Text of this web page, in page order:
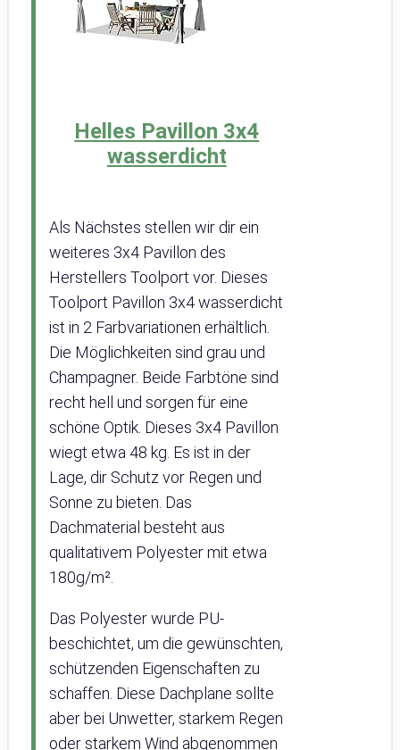
Helles Pavillon 3x4
wasserdicht
Als Nächstes stellen wir dir ein
weiteres 3x4 Pavillon des
Herstellers Toolport vor. Dieses
Toolport Pavillon 3x4 wasserdicht
ist in 2 Farbvariationen erhältlich.
Die Möglichkeiten sind grau und
Champagner. Beide Farbtöne sind
recht hell und sorgen für eine
schöne Optik. Dieses 3x4 Pavillon
wiegt etwa 48 kg. Es ist in der
Lage, dir Schutz vor Regen und
Sonne zu bieten. Das
Dachmaterial besteht aus
qualitativem Polyester mit etwa
180g/m².
Das Polyester wurde PU-
beschichtet, um die gewünschten,
schützenden Eigenschaften zu
schaffen. Diese Dachplane sollte
aber bei Unwetter, starkem Regen
oder starkem Wind abgenommen